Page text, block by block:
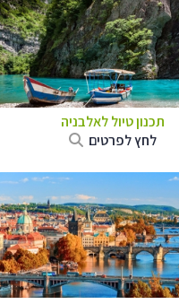
תכנון טיול לאלבניה
לחץ לפרטים